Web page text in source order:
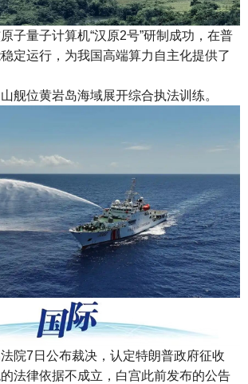
量子计算机“汉原2号”研制成功，在普
定运行，为我国高端算力自主化提供了
位黄岩岛海域展开综合执法训练。
7日公布裁决，认定特朗普政府征收
法律依据不成立，白宫此前发布的公告